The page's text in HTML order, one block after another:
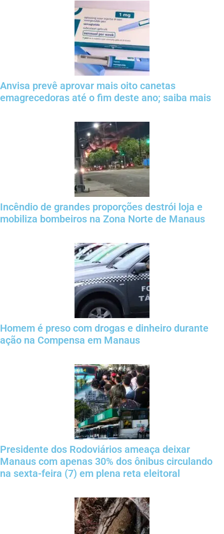
Anvisa prevê aprovar mais oito canetas
emagrecedoras até o fim deste ano; saiba mais
Incêndio de grandes proporções destrói loja e
mobiliza bombeiros na Zona Norte de Manaus
Homem é preso com drogas e dinheiro durante
ação na Compensa em Manaus
Presidente dos Rodoviários ameaça deixar
Manaus com apenas 30% dos ônibus circulando
na sexta-feira (7) em plena reta eleitoral